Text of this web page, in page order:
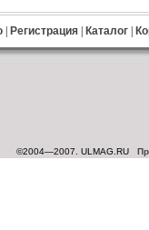
| Регистрация| Каталог|
©2004—2007. ULMAG.RU